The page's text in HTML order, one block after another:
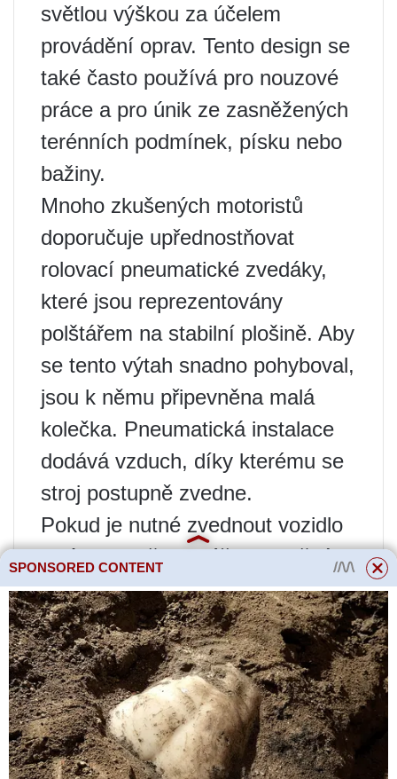
světlou výškou za účelem
provádění oprav. Tento design se
také často používá pro nouzové
práce a pro únik ze zasněžených
terénních podmínek, písku nebo
bažiny.
Mnoho zkušených motoristů
doporučuje upřednostňovat
rolovací pneumatické zvedáky,
které jsou reprezentovány
polštářem na stabilní plošině. Aby
se tento výtah snadno pohyboval,
jsou k němu připevněna malá
kolečka. Pneumatická instalace
dodává vzduch, díky kterému se
stroj postupně zvedne.
Pokud je nutné zvednout vozidlo
s nízkou světlou výškou (světlá
výška menší než 30 cm), výrobce
poskytl jedinečné schéma, díky
kterému je airbag násilně stlačen.
Hlavní vlastnosti
pneumatického zvedáku,
které byste měli věnovat
SPONSORED CONTENT